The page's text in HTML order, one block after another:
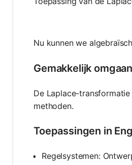
Nu kunnen we
Gemakkelijk
De Laplace-
methoden.
Toepassingen in
Regelsystemen: